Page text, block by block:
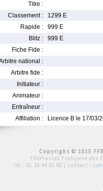
Titre :
Classement :
1299 E
Rapide :
999 E
Blitz :
999 E
Fiche Fide :
national :
Arbitre fide :
Initiateur :
Animateur :
Entraîneur :
Affiliation :
Licence B le 17/03/
Copyright © 2015
Fédération Française des
tél : 01 39 44 65 80 | contact :